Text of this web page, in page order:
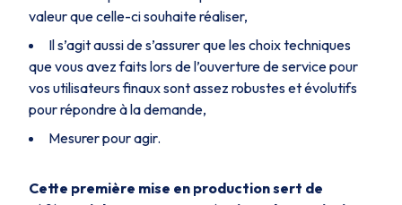
valeur que celle-ci souhaite réaliser,
Il s’agit aussi de s’assurer que les choix techniques
que vous avez faits lors de l’ouverture de service pour
vos utilisateurs finaux sont assez robustes et évolutifs
pour répondre à la demande,
Mesurer pour agir.
Cette première mise en production sert de